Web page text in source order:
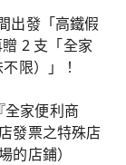
出發「高鐵假
2 支「全家
限）」！
家便利商
發票之特殊店
的店鋪）